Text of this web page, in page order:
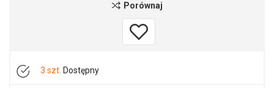
Porównaj
3 szt. Dostępny